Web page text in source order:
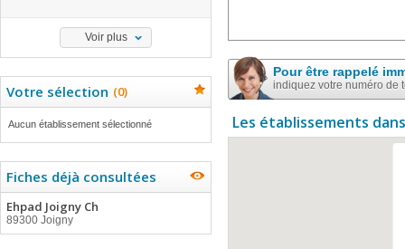
Voir plus
Votre sélection (0)
Aucun établissement sélectionné
Fiches déjà consultées
Ehpad Joigny Ch
89300 Joigny
Pour être rappelé
indiquez votre numéro de
Les établissements